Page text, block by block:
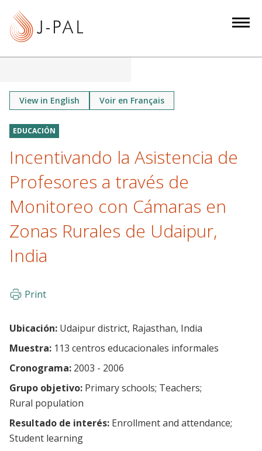
View in English Voir en Français
EDUCACIÓN
Incentivando la Asistencia de
Profesores a través de
Monitoreo con Cámaras en
Zonas Rurales de Udaipur,
India
Print
Ubicación: Udaipur district, Rajasthan, India
Muestra: 113 centros educacionales informales
Cronograma: 2003 - 2006
Grupo objetivo: Primary schools Teachers
Rural population
Resultado de interés: Enrollment and attendance
Student learning